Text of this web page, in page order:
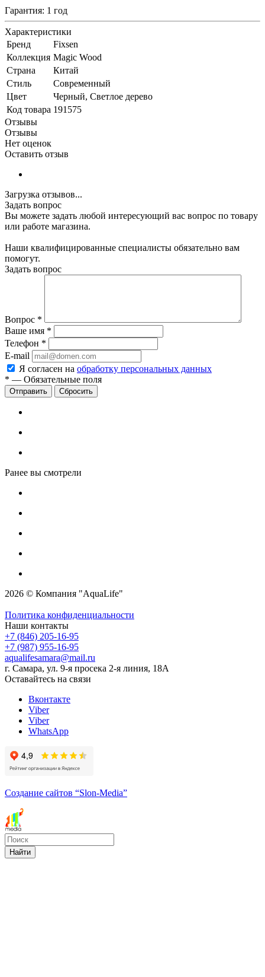
Гарантия: 1 год
Характеристики
Бренд
Fixsen
Коллекция Magic Wood
Страна
Китай
Стиль
Современный
Цвет
Черный, Светлое дерево
Код товара 191575
Отзывы
Отзывы
Нет оценок
Оставить отзыв
Загрузка отзывов...
Задать вопрос
Вы можете задать любой интересующий вас вопрос по товару
или работе магазина.
Наши квалифицированные специалисты обязательно вам
помогут.
Задать вопрос
Вопрос *
Ваше имя *
Телефон *
E-mail
Я согласен на обработку персональных данных
* — Обязательные поля
Сбросить
Ранее вы смотрели
2026 © Компания "AquaLife"
Политика конфиденциальности
Наши контакты
+7 (846) 205-16-95
+7 (987) 955-16-95
aqualifesamara@mail.ru
г. Самара, ул. 9-я просека 2-я линия, 18А
Оставайтесь на связи
Вконтакте
Viber
Viber
WhatsApp
Создание сайтов “Slon-Media”
Найти